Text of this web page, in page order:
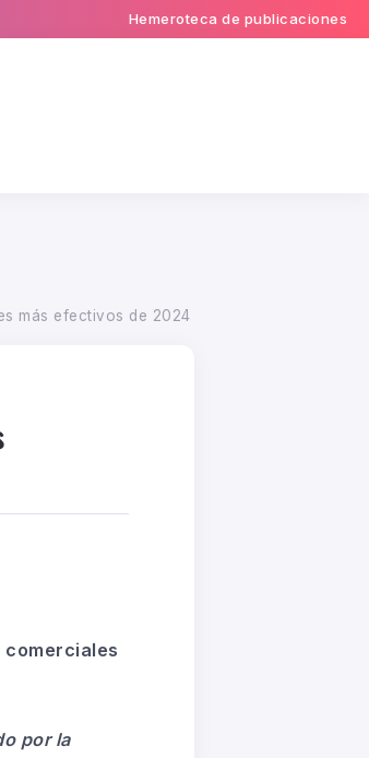
Hemeroteca de publicaciones
más efectivos de 2024
comerciales
por la